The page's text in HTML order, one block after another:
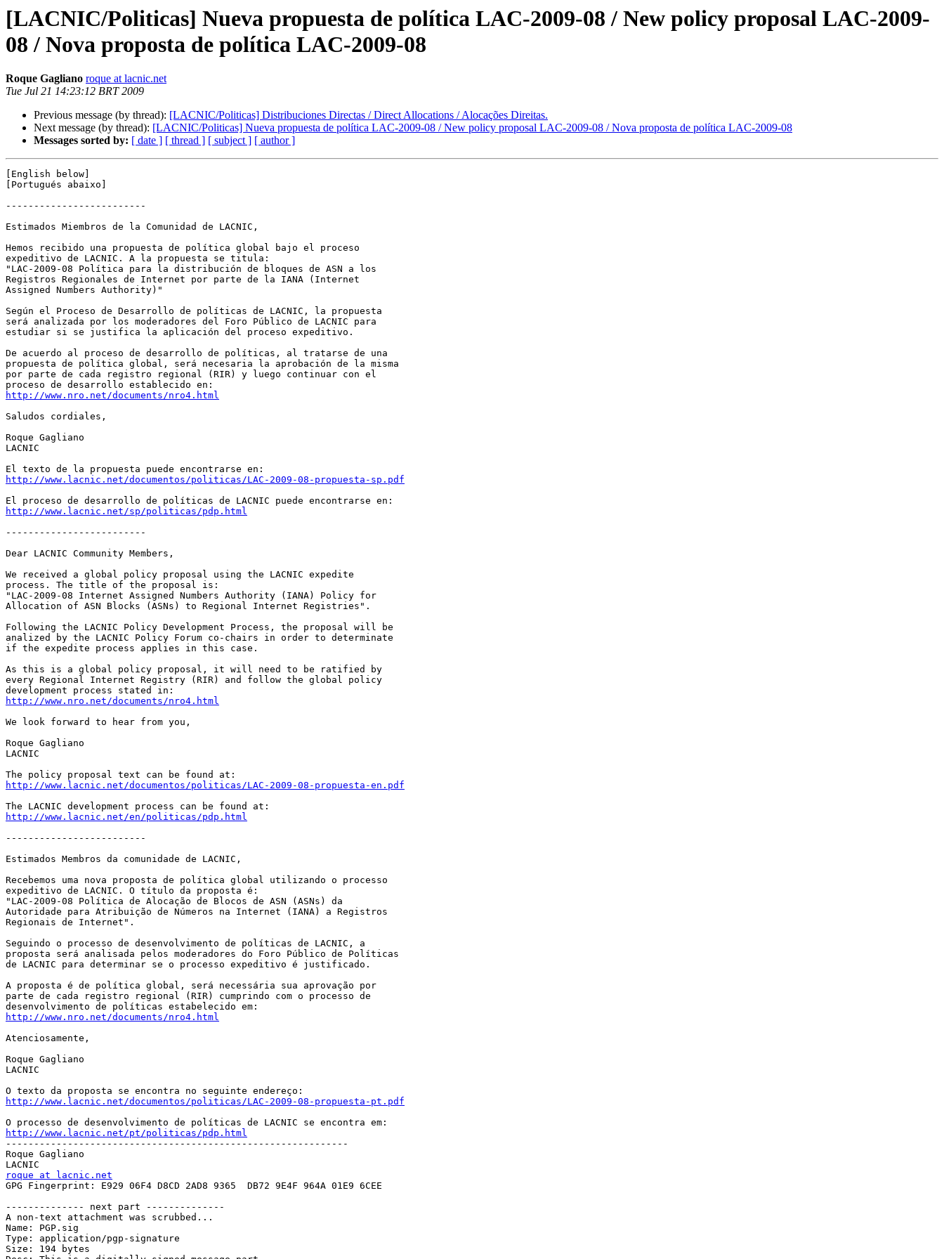
[LACNIC/Politicas] Nueva propuesta de política LAC-2009-08 / New policy proposal LAC-2009-
08 / Nova proposta de política LAC-2009-08
Roque Gagliano roque at lacnic.net
Tue Jul 21 14:23:12 BRT 2009
Previous message (by thread): [LACNIC/Politicas] Distribuciones Directas / Direct Allocations / Alocações Direitas.
Next message (by thread): [LACNIC/Politicas] Nueva propuesta de política LAC-2009-08 / New policy proposal LAC-2009-08 / Nova proposta de política LAC-2009-08
Messages sorted by: [ date ] [ thread ] [ subject ] [ author ]
[English below]
[Portugués abaixo]
-------------------------
Estimados Miembros de la Comunidad de LACNIC,
Hemos recibido una propuesta de política global bajo el proceso
expeditivo de LACNIC. A la propuesta se titula:
"LAC-2009-08 Política para la distribución de bloques de ASN a los
Registros Regionales de Internet por parte de la IANA (Internet
Assigned Numbers Authority)"
Según el Proceso de Desarrollo de políticas de LACNIC, la propuesta
será analizada por los moderadores del Foro Público de LACNIC para
estudiar si se justifica la aplicación del proceso expeditivo.
De acuerdo al proceso de desarrollo de políticas, al tratarse de una
propuesta de política global, será necesaria la aprobación de la misma
por parte de cada registro regional (RIR) y luego continuar con el
http://www.nro.net/documents/nro4.html
Saludos cordiales,
Roque Gagliano
LACNIC
http://www.lacnic.net/documentos/politicas/LAC-2009-08-propuesta-sp.pdf
http://www.lacnic.net/sp/politicas/pdp.html
-------------------------
Dear LACNIC Community Members,
We received a global policy proposal using the LACNIC expedite
process. The title of the proposal is:
"LAC-2009-08 Internet Assigned Numbers Authority (IANA) Policy for
Allocation of ASN Blocks (ASNs) to Regional Internet Registries".
Following the LACNIC Policy Development Process, the proposal will be
analized by the LACNIC Policy Forum co-chairs in order to determinate
if the expedite process applies in this case.
As this is a global policy proposal, it will need to be ratified by
every Regional Internet Registry (RIR) and follow the global policy
http://www.nro.net/documents/nro4.html
We look forward to hear from you,
Roque Gagliano
LACNIC
http://www.lacnic.net/documentos/politicas/LAC-2009-08-propuesta-en.pdf
http://www.lacnic.net/en/politicas/pdp.html
-------------------------
Estimados Membros da comunidade de LACNIC,
Recebemos uma nova proposta de política global utilizando o processo
expeditivo de LACNIC. O título da proposta é:
"LAC-2009-08 Política de Alocação de Blocos de ASN (ASNs) da
Autoridade para Atribuição de Números na Internet (IANA) a Registros
Regionais de Internet".
Seguindo o processo de desenvolvimento de políticas de LACNIC, a
proposta será analisada pelos moderadores do Foro Público de Políticas
de LACNIC para determinar se o processo expeditivo é justificado.
A proposta é de política global, será necessária sua aprovação por
parte de cada registro regional (RIR) cumprindo com o processo de
http://www.nro.net/documents/nro4.html
Atenciosamente,
Roque Gagliano
LACNIC
http://www.lacnic.net/documentos/politicas/LAC-2009-08-propuesta-pt.pdf
http://www.lacnic.net/pt/politicas/pdp.html
-------------------------------------------------------------
Roque Gagliano
roque at lacnic.net
GPG Fingerprint: E929 06F4 D8CD 2AD8 9365  DB72 9E4F 964A 01E9 6CEE
-------------- next part --------------
A non-text attachment was scrubbed...
Name: PGP.sig
Type: application/pgp-signature
Size: 194 bytes